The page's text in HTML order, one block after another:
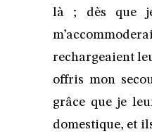
là ; dès que
rechargeaient
offris mon
grâce que je
domestique, et